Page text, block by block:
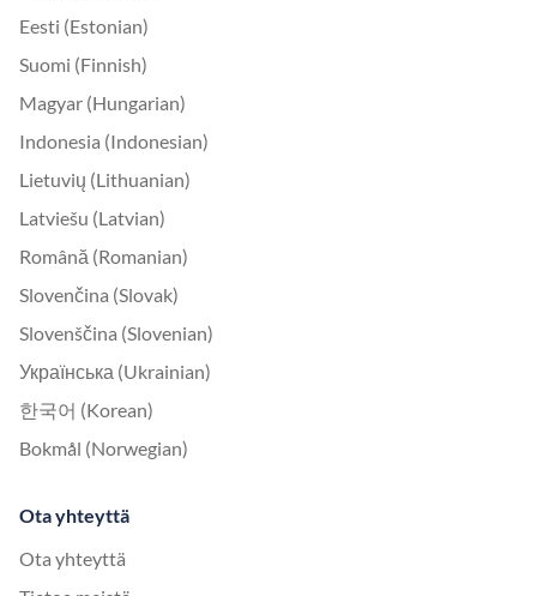
Eesti (Estonian)
Suomi (Finnish)
Magyar (Hungarian)
Indonesia (Indonesian)
Lietuvių (Lithuanian)
Latviešu (Latvian)
Română (Romanian)
Slovenčina (Slovak)
Slovenščina (Slovenian)
Українська (Ukrainian)
한국어 (Korean)
Bokmål (Norwegian)
Ota yhteyttä
Ota yhteyttä